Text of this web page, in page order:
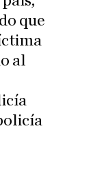
que
al